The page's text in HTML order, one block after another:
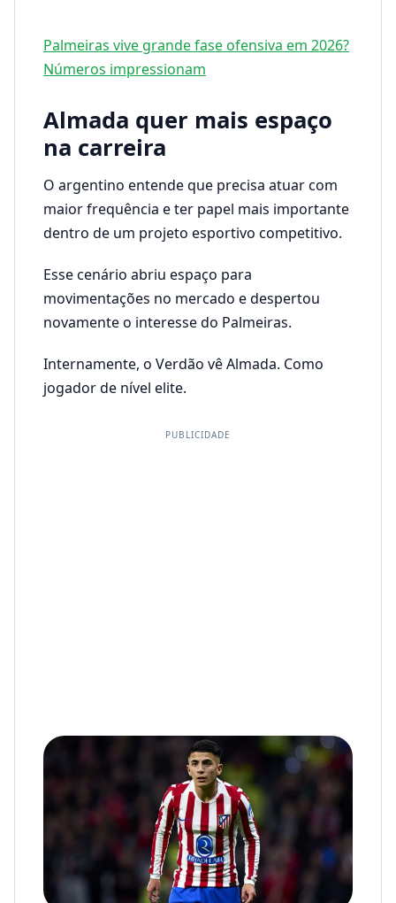
Palmeiras vive grande fase ofensiva em 2026?
Números impressionam
Almada quer mais espaço
na carreira
O argentino entende que precisa atuar com
maior frequência e ter papel mais importante
dentro de um projeto esportivo competitivo.
Esse cenário abriu espaço para
movimentações no mercado e despertou
novamente o interesse do Palmeiras.
Internamente, o Verdão vê Almada. Como
jogador de nível elite.
PUBLICIDADE